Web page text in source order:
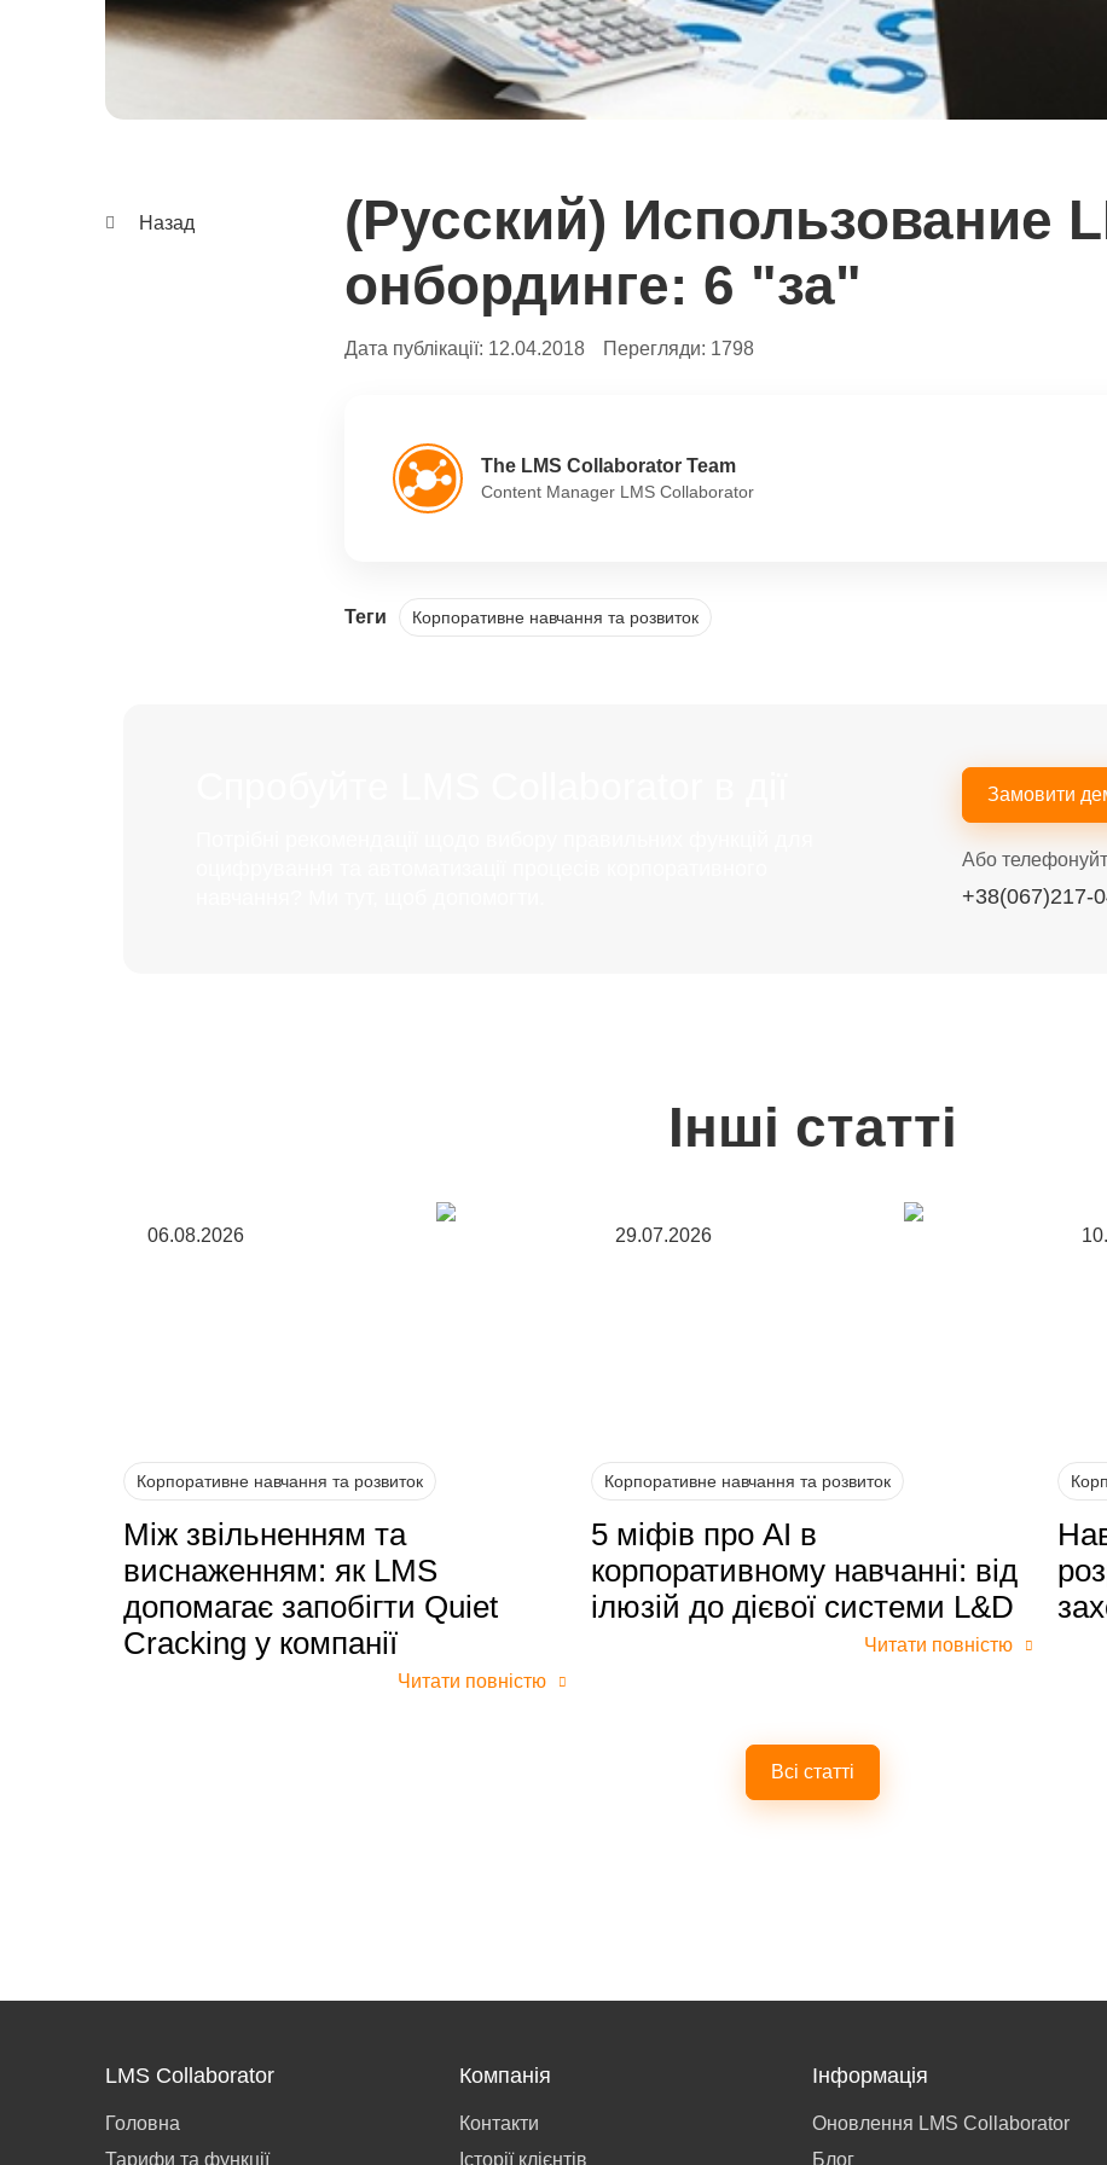
Назад
(Русский) Использование
онбординге: 6 "за"
Дата публікації: 12.04.2018 Перегляди: 1798
The LMS Collaborator Team
Content Manager LMS Collaborator
Теги Корпоративне навчання та розвиток
Замовити
Або
+38(067)217-
Інші статті
06.08.2026
Корпоративне навчання та розвиток
Між звільненням та
виснаженням: як LMS
допомагає запобігти Quiet
Cracking у компанії
Читати повністю
29.07.2026
Корпоративне навчання та розвиток
5 міфів про AI в
корпоративному навчанні: від
ілюзій до дієвої системи L&D
Читати повністю
Всі статті
LMS Collaborator
Головна
Тарифи та функції
Компанія
Контакти
Історії клієнтів
Інформація
Оновлення LMS Collaborator
Блог